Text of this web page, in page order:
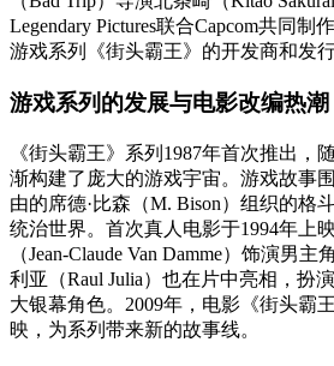
Legendary Pictures联合Capcom共同制
游戏系列《街头霸王》的开发商和发行
游戏系列的发展与电影改编热潮
《街头霸王》系列1987年首次推出，
渐构建了庞大的游戏宇宙。游戏故事
由的席德·比森（M. Bison）组织的格
统治世界。首次真人电影于1994年上
（Jean-Claude Van Damme）饰演男
利亚（Raul Julia）也在片中亮相，扮
大银幕角色。2009年，电影《街头霸
映，为系列带来新的故事线。